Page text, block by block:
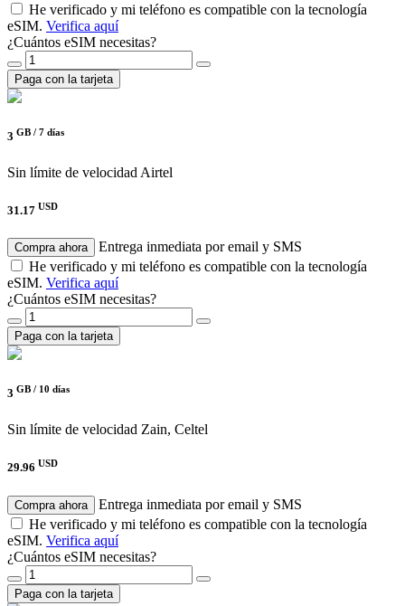
He verificado y mi teléfono es compatible con la tecnología
eSIM. Verifica aquí
¿Cuántos eSIM necesitas?
Paga con la tarjeta
3 GB / 7 días
Sin límite de velocidad Airtel
31.17 USD
Compra ahora
Entrega inmediata por email y SMS
He verificado y mi teléfono es compatible con la tecnología
eSIM. Verifica aquí
¿Cuántos eSIM necesitas?
Paga con la tarjeta
3 GB / 10 días
Sin límite de velocidad Zain, Celtel
29.96 USD
Compra ahora
Entrega inmediata por email y SMS
He verificado y mi teléfono es compatible con la tecnología
eSIM. Verifica aquí
¿Cuántos eSIM necesitas?
Paga con la tarjeta